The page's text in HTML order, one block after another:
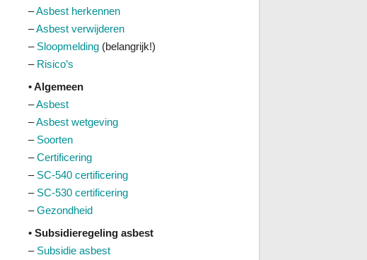
–Asbest herkennen
–Asbest verwijderen
– Sloopmelding (belangrijk!)
– Risico’s
• Algemeen
–Asbest
–Asbest wetgeving
– Soorten
–Certificering
– SC-540 certificering
– SC-530 certificering
–Gezondheid
• Subsidieregeling asbest
– Subsidie asbest